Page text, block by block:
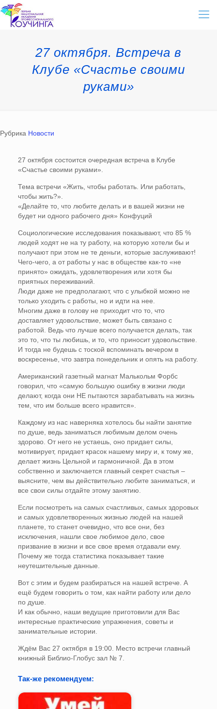
27 октября. Встреча в
Клубе «Счастье своими
руками»
Рубрика Новости
27 октября состоится очередная встреча в Клубе
«Счастье своими руками».
Тема встречи «Жить, чтобы работать. Или работать,
чтобы жить?».
«Делайте то, что любите делать и в вашей жизни не
будет ни одного рабочего дня» Конфуций
Социологические исследования показывают, что 85 %
людей ходят не на ту работу, на которую хотели бы и
получают при этом не те деньги, которые заслуживают!
Чего-чего, а от работы у нас в обществе как-то «не
принято» ожидать, удовлетворения или хотя бы
приятных переживаний.
Люди даже не предполагают, что с улыбкой можно не
только уходить с работы, но и идти на нее.
Многим даже в голову не приходит что то, что
доставляет удовольствие, может быть связано с
работой. Ведь что лучше всего получается делать, так
это то, что ты любишь, и то, что приносит удовольствие.
И тогда не будешь с тоской вспоминать вечером в
воскресенье, что завтра понедельник и опять на работу.
Американский газетный магнат Малькольм Форбс
говорил, что «самую большую ошибку в жизни люди
делают, когда они НЕ пытаются зарабатывать на жизнь
тем, что им больше всего нравится».
Каждому из нас наверняка хотелось бы найти занятие
по душе, ведь заниматься любимым делом очень
здорово. От него не устаешь, оно придает силы,
мотивирует, придает красок нашему миру и, к тому же,
делает жизнь Цельной и гармоничной. Да в этом
собственно и заключается главный секрет счастья –
выясните, чем вы действительно любите заниматься, и
все свои силы отдайте этому занятию.
Если посмотреть на самых счастливых, самых здоровых
и самых удовлетворенных жизнью людей на нашей
планете, то станет очевидно, что все они, без
исключения, нашли свое любимое дело, свое
призвание в жизни и все свое время отдавали ему.
Почему же тогда статистика показывает такие
неутешительные данные.
Вот с этим и будем разбираться на нашей встрече. А
ещё будем говорить о том, как найти работу или дело
по душе.
И как обычно, наши ведущие приготовили для Вас
интересные практические упражнения, советы и
занимательные истории.
Ждём Вас 27 октября в 19:00. Место встречи главный
книжный Библио-Глобус зал № 7.
Так-же рекомендуем: